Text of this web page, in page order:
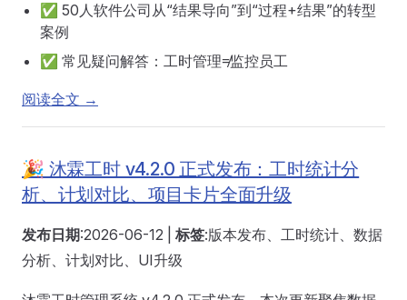
✅ 50人软件公司从“结果导向”到“过程+结果”的转型
案例
✅ 常见疑问解答：工时管理≠监控员工
阅读全文 →
🎉 沐霖工时 v4.2.0 正式发布：工时统计分
析、计划对比、项目卡片全面升级
发布日期:2026-06-12 | 标签:版本发布、工时统计、数据
分析、计划对比、UI升级